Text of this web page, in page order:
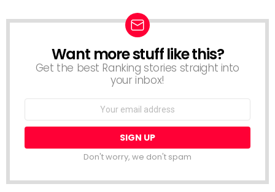
NEWSLETTER
Want more stuff like this?
Get the best Ranking stories straight into
your inbox!
Email
Don't worry, we don't spam